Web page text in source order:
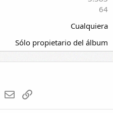
l
l
a
s
)
64
Cualquiera
Sólo propietario del álbum
WhatsApp
E-mail